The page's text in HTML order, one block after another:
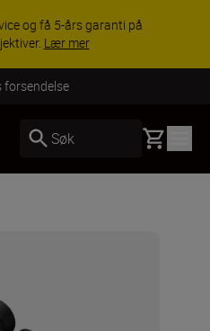
og få 5-års garanti på
Lær mer
forsendelse
Søk Basket